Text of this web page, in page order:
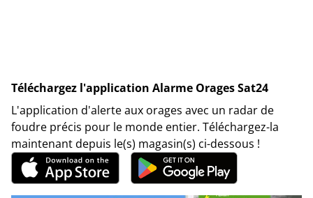
Téléchargez l'application Alarme Orages Sat24
L'application d'alerte aux orages avec un radar de
foudre précis pour le monde entier. Téléchargez-la
maintenant depuis le(s) magasin(s) ci-dessous !